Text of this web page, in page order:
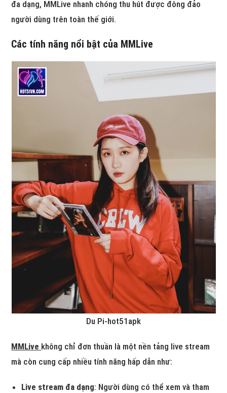
đa dạng, MMLive nhanh chóng thu hút được đông đảo
người dùng trên toàn thế giới.
Các tính năng nổi bật của MMLive
Du Pi-hot51apk
MMLive không chỉ đơn thuần là một nền tảng live stream
mà còn cung cấp nhiều tính năng hấp dẫn như:
Live stream đa dạng: Người dùng có thể xem và tham